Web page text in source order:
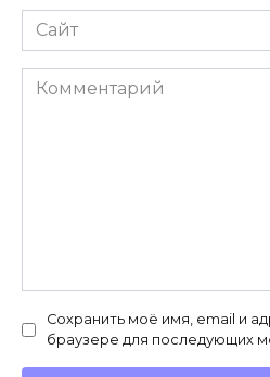
Сайт
Комментарий
Сохранить моё имя, email и
браузере для последующих